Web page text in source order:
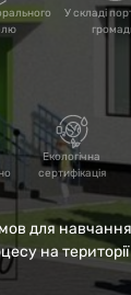
У складі
Екологічна
сертифікація
для
на